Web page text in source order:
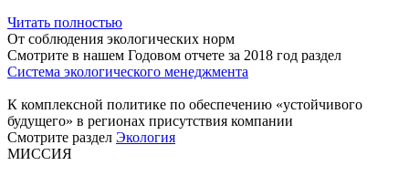
Читать полностью
От соблюдения экологических норм
Смотрите в нашем Годовом отчете за 2018 год раздел
Система экологического менеджмента
К комплексной политике по обеспечению «устойчивого
будущего» в регионах присутствия компании
Смотрите раздел Экология
МИССИЯ